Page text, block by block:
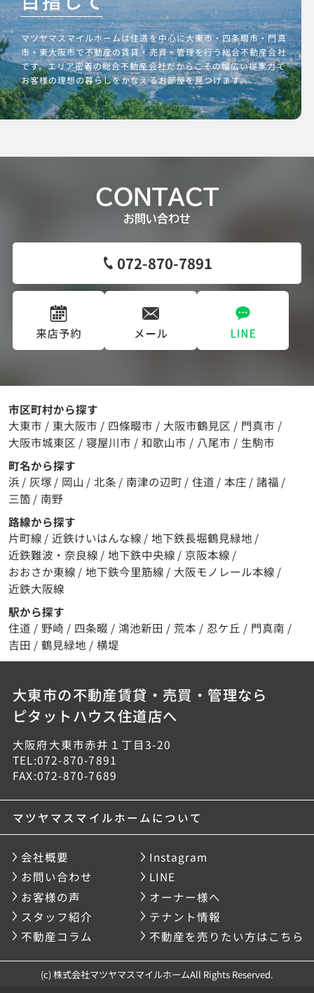
マツヤマスマイルホームは住道を中心に大東市・四条畷市・門真
市・東大阪市で不動産の賃貸・売買・管理を行う総合不動産会社
です。エリア密着の総合不動産会社だからこその幅広い提案力で
お客様の理想の暮らしをかなえるお部屋を見つけます。
CONTACT
お問い合わせ
072-870-7891
市区町村から探す
大東市 / 東大阪市 / 四條畷市 / 大阪市鶴見区 / 門真市 /
大阪市城東区 / 寝屋川市 / 和歌山市 / 八尾市 / 生駒市
町名から探す
浜 / 灰塚 / 岡山 / 北条 / 南津の辺町 / 住道 / 本庄 / 諸福 /
三箇 / 南野
路線から探す
片町線 / 近鉄けいはんな線 / 地下鉄長堀鶴見緑地 /
近鉄難波・奈良線 / 地下鉄中央線 / 京阪本線 /
おおさか東線 / 地下鉄今里筋線 / 大阪モノレール本線 /
近鉄大阪線
駅から探す
住道 / 野崎 / 四条畷 / 鴻池新田 / 荒本 / 忍ケ丘 / 門真南 /
吉田 / 鶴見緑地 / 横堤
大東市の不動産賃貸・売買・管理なら
ピタットハウス住道店へ
大阪府大東市赤井１丁目3-20
TEL:072-870-7891
FAX:072-870-7689
マツヤマスマイルホームについて
会社概要
Instagram
お問い合わせ
LINE
お客様の声
オーナー様へ
スタッフ紹介
テナント情報
不動産コラム
不動産を売りたい方はこちら
(c) 株式会社マツヤマスマイルホームAll Rights Reserved.